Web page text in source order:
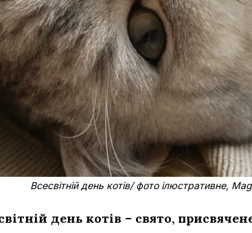
Всесвітній день котів/ фото ілюстративне,
день котів – свято,